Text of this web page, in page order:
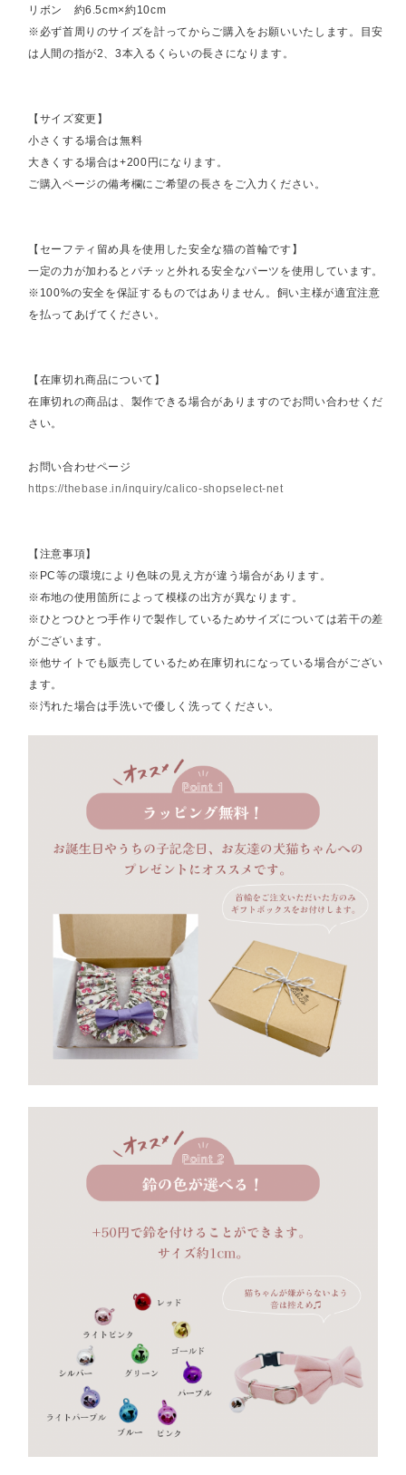
リボン 約6.5cm×約10cm
※必ず首周りのサイズを計ってからご購入をお願いいたします。目安
は人間の指が2、3本入るくらいの長さになります。
【サイズ変更】
小さくする場合は無料
大きくする場合は+200円になります。
ご購入ページの備考欄にご希望の長さをご入力ください。
【セーフティ留め具を使用した安全な猫の首輪です】
一定の力が加わるとパチッと外れる安全なパーツを使用しています。
※100%の安全を保証するものではありません。飼い主様が適宜注意
を払ってあげてください。
【在庫切れ商品について】
在庫切れの商品は、製作できる場合がありますのでお問い合わせくだ
さい。
お問い合わせページ
https://thebase.in/inquiry/calico-shopselect-net
【注意事項】
※PC等の環境により色味の見え方が違う場合があります。
※布地の使用箇所によって模様の出方が異なります。
※ひとつひとつ手作りで製作しているためサイズについては若干の差
がございます。
※他サイトでも販売しているため在庫切れになっている場合がござい
ます。
※汚れた場合は手洗いで優しく洗ってください。